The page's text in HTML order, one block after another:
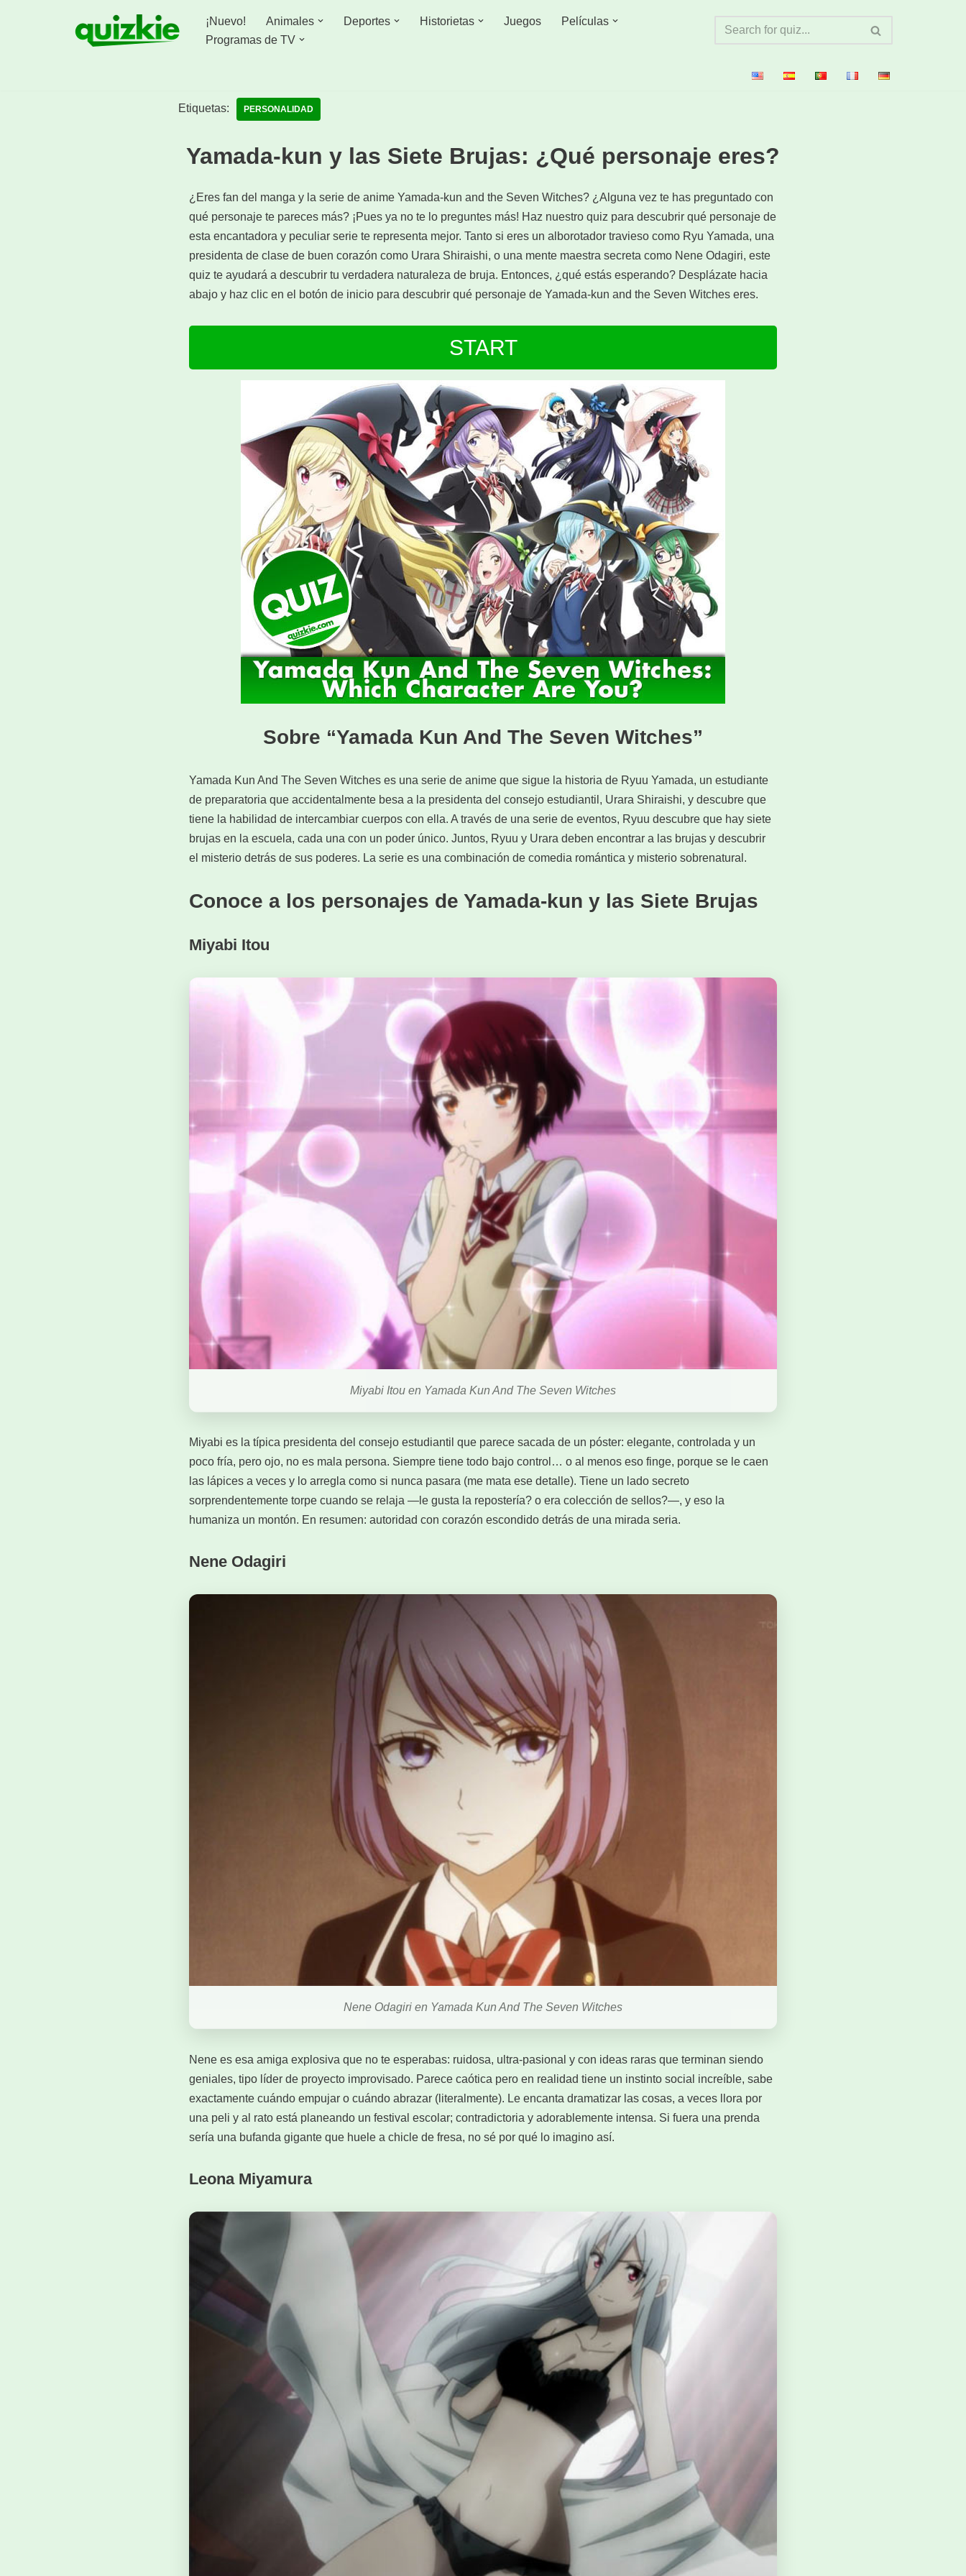
¡Nuevo! Animales Deportes Historietas Juegos
Películas
Programas de TV
Etiquetas: PERSONALIDAD
Yamada-kun y las Siete Brujas: ¿Qué personaje eres?
¿Eres fan del manga y la serie de anime Yamada-kun and the Seven Witches? ¿Alguna vez te has preguntado con
qué personaje te pareces más? ¡Pues ya no te lo preguntes más! Haz nuestro quiz para descubrir qué personaje de
esta encantadora y peculiar serie te representa mejor. Tanto si eres un alborotador travieso como Ryu Yamada, una
presidenta de clase de buen corazón como Urara Shiraishi, o una mente maestra secreta como Nene Odagiri, este
quiz te ayudará a descubrir tu verdadera naturaleza de bruja. Entonces, ¿qué estás esperando? Desplázate hacia
abajo y haz clic en el botón de inicio para descubrir qué personaje de Yamada-kun and the Seven Witches eres.
START
Sobre “Yamada Kun And The Seven Witches”
Yamada Kun And The Seven Witches es una serie de anime que sigue la historia de Ryuu Yamada, un estudiante
de preparatoria que accidentalmente besa a la presidenta del consejo estudiantil, Urara Shiraishi, y descubre que
tiene la habilidad de intercambiar cuerpos con ella. A través de una serie de eventos, Ryuu descubre que hay siete
brujas en la escuela, cada una con un poder único. Juntos, Ryuu y Urara deben encontrar a las brujas y descubrir
el misterio detrás de sus poderes. La serie es una combinación de comedia romántica y misterio sobrenatural.
Conoce a los personajes de Yamada-kun y las Siete Brujas
Miyabi Itou
Miyabi Itou en Yamada Kun And The Seven Witches
Miyabi es la típica presidenta del consejo estudiantil que parece sacada de un póster: elegante, controlada y un
poco fría, pero ojo, no es mala persona. Siempre tiene todo bajo control… o al menos eso finge, porque se le caen
las lápices a veces y lo arregla como si nunca pasara (me mata ese detalle). Tiene un lado secreto
sorprendentemente torpe cuando se relaja —le gusta la repostería? o era colección de sellos?—, y eso la
humaniza un montón. En resumen: autoridad con corazón escondido detrás de una mirada seria.
Nene Odagiri
Nene Odagiri en Yamada Kun And The Seven Witches
Nene es esa amiga explosiva que no te esperabas: ruidosa, ultra-pasional y con ideas raras que terminan siendo
geniales, tipo líder de proyecto improvisado. Parece caótica pero en realidad tiene un instinto social increíble, sabe
exactamente cuándo empujar o cuándo abrazar (literalmente). Le encanta dramatizar las cosas, a veces llora por
una peli y al rato está planeando un festival escolar; contradictoria y adorablemente intensa. Si fuera una prenda
sería una bufanda gigante que huele a chicle de fresa, no sé por qué lo imagino así.
Leona Miyamura